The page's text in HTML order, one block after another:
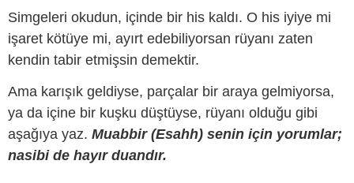
Simgeleri okudun, içinde bir his kaldı. O his iyiye mi
işaret kötüye mi, ayırt edebiliyorsan rüyanı zaten
kendin tabir etmişsin demektir.
Ama karışık geldiyse, parçalar bir araya gelmiyorsa,
ya da içine bir kuşku düştüyse, rüyanı olduğu gibi
aşağıya yaz. Muabbir (Esahh) senin için yorumlar;
nasibi de hayır duandır.